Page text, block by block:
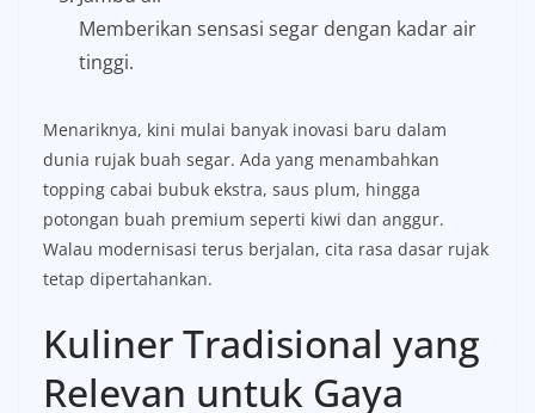
Memberikan sensasi segar dengan kadar air
tinggi.
Menariknya, kini mulai banyak inovasi baru dalam
dunia rujak buah segar. Ada yang menambahkan
topping cabai bubuk ekstra, saus plum, hingga
potongan buah premium seperti kiwi dan anggur.
Walau modernisasi terus berjalan, cita rasa dasar rujak
tetap dipertahankan.
Kuliner Tradisional yang
Relevan untuk Gaya